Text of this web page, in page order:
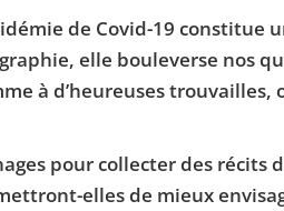
de Covid-19 constitue
elle bouleverse nos
à d’heureuses
pour collecter des récits
elles de mieux